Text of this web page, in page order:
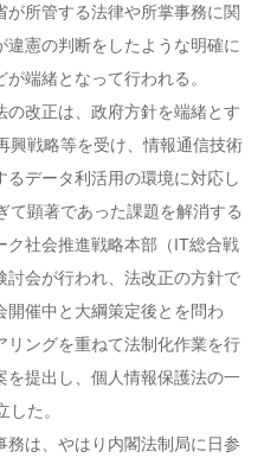
所管する法律や所掌事務に関
憲の判断をしたような明確に
端緒となって行われる。
改正は、政府方針を端緒とす
興戦略等を受け、情報通信技術
データ利活用の環境に対応し
て顕著であった課題を解消する
ク社会推進戦略本部（IT総合戦
会が行われ、法改正の方針で
開催中と大綱策定後とを問わ
ングを重ねて法制化作業を行
を提出し、個人情報保護法の一
た。
は、やはり内閣法制局に日参